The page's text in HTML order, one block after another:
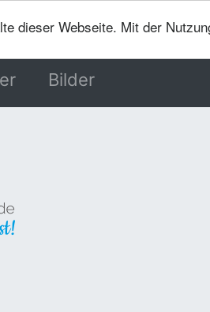
dieser Webseite. Mit der
Bilder